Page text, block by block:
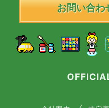
お問い合わ